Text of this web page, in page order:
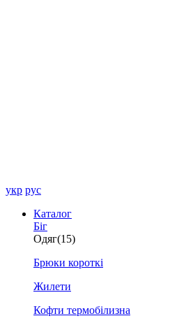
укр рус
Каталог
Біг
Одяг(15)
Брюки короткі
Жилети
Кофти термобілизна